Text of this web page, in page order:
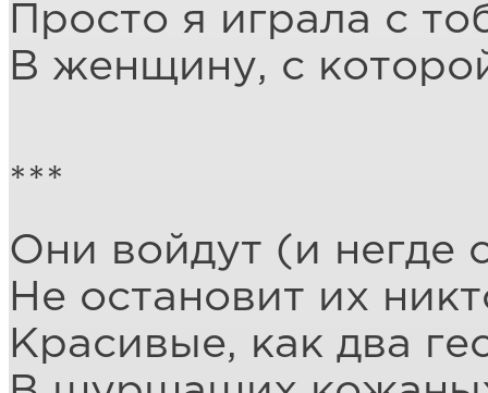
Просто я играла с
В женщину, с
***
Они войдут (и негде
Не остановит их
Красивые, как два